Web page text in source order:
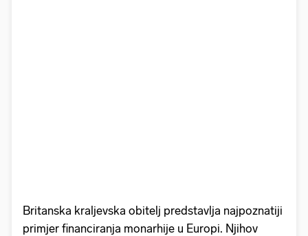
Britanska kraljevska obitelj predstavlja najpoznatiji
primjer financiranja monarhije u Europi. Njihov